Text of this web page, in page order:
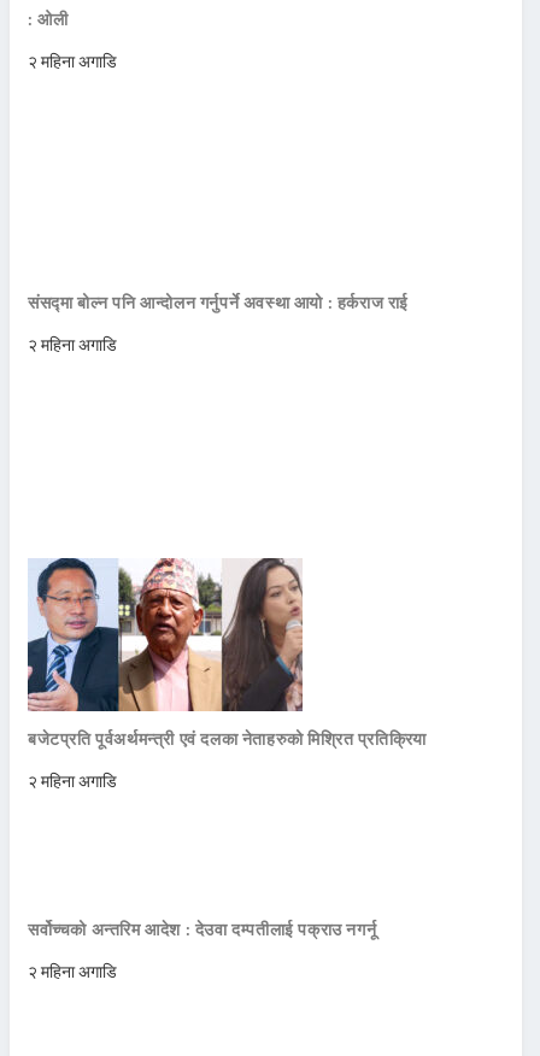
: ओली
२ महिना अगाडि
संसद्मा बोल्न पनि आन्दोलन गर्नुपर्ने अवस्था आयो : हर्कराज राई
२ महिना अगाडि
बजेटप्रति पूर्वअर्थमन्त्री एवं दलका नेताहरुको मिश्रित प्रतिक्रिया
२ महिना अगाडि
सर्वोच्चको अन्तरिम आदेश : देउवा दम्पतीलाई पक्राउ नगर्नू
२ महिना अगाडि